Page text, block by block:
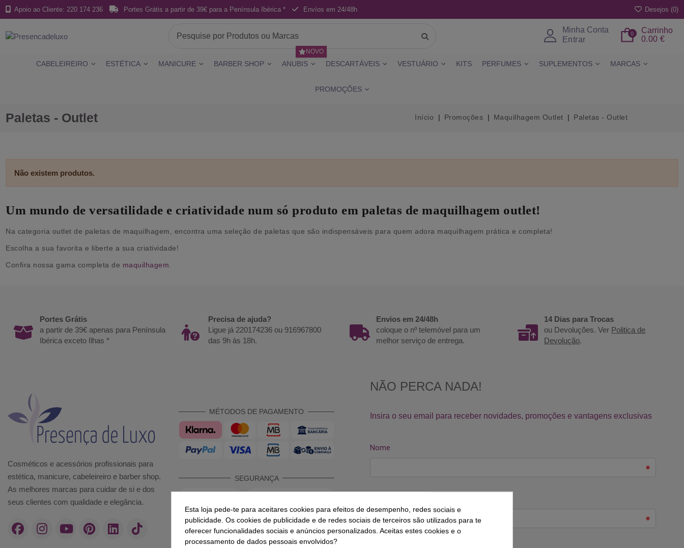
Apoio ao Cliente: 220 174 236 Portes Grátis a partir de 39€ para a Península Ibérica * Envíos em 24/48h Desejos (0)
Minha Conta
Entrar
Carrinho
0
0.00 €
CABELEIREIRO ESTÉTICA MANICURE BARBER SHOP ANUBIS
NOVO
DESCARTÁVEIS VESTUÁRIO KITS PERFUMES SUPLEMENTOS MARCAS
PROMOÇÕES
Paletas - Outlet Início Promoções Maquilhagem Outlet Paletas - Outlet
Não existem produtos.
Um mundo de versatilidade e criatividade num só produto em paletas de maquilhagem outlet!
Na categoria outlet de paletas de maquilhagem, encontra uma seleção de paletas que são indispensáveis para quem adora maquilhagem prática e completa!
Escolha a sua favorita e liberte a sua criatividade!
Confira nossa gama completa de maquilhagem
Portes Grátis
a partir de 39€ apenas para Península
Ibérica exceto Ilhas *
Precisa de ajuda?
Ligue já 220174236 ou 916967800
das 9h às 18h.
Envios em 24/48h
coloque o nº telemóvel para um
melhor serviço de entrega.
14 Dias para Trocas
ou Devoluções. Ver Politica de
Devolução.
Cosméticos e acessórios profissionais para
estética, manicure, cabeleireiro e barber shop.
As melhores marcas para cuidar de si e dos
seus clientes com qualidade e elegância.
MÉTODOS DE PAGAMENTO
SEGURANÇA
Esta loja pede-te para aceitares cookies para efeitos de desempenho, redes sociais e
publicidade. Os cookies de publicidade e de redes sociais de terceiros são utilizados para te
oferecer funcionalidades sociais e anúncios personalizados. Aceitas estes cookies e o
processamento de dados pessoais envolvidos?